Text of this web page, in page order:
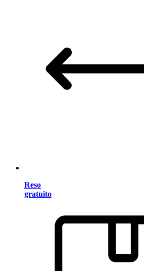
Reso
gratuito